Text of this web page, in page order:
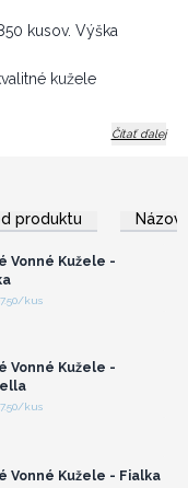
kusov. Výška
kužele
Čítať ďalej
produktu Názov
zaregistrujte sa pre
ceny
Vonné Kužele -
kus
Prihláste sa alebo
Vonné Kužele -
kus
Prihláste sa alebo
Vonné Kužele - Fialka